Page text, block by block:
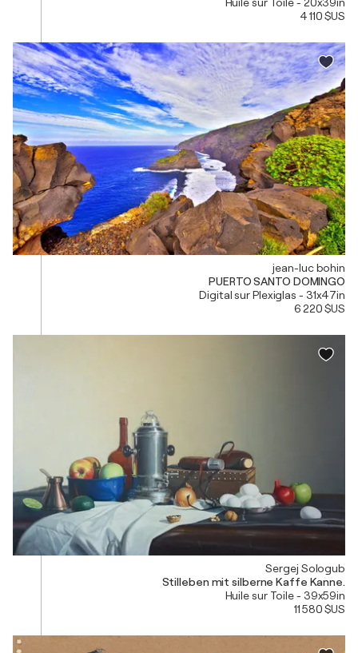
4 110 $US
jean-luc bohin
PUERTO SANTO DOMINGO
Digital sur Plexiglas - 31x47in
6 220 $US
Sergej Sologub
Stilleben mit silberne Kaffe Kanne.
Huile sur Toile - 39x59in
11 580 $US